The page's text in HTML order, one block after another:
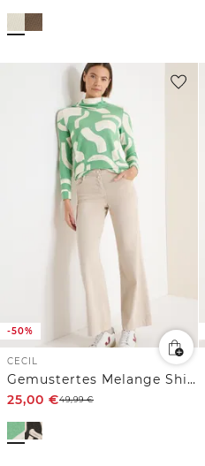
-50%
CECIL
Gemustertes Melange Shirt
25,00 €49,99€